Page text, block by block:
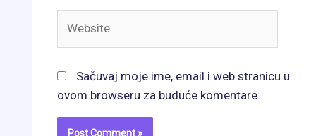
Sačuvaj moje ime, email i web stranicu u
ovom browseru za buduće komentare.